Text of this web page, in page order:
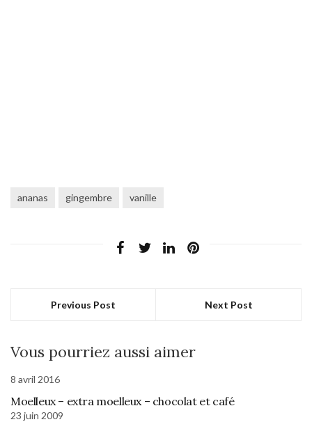
ananas gingembre vanille
Previous Post Next Post
Vous pourriez aussi aimer
8 avril 2016
Moelleux – extra moelleux – chocolat et café
23 juin 2009